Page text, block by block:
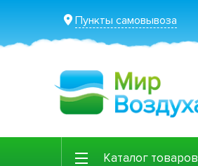
Пункты самовывоза
Каталог товаров